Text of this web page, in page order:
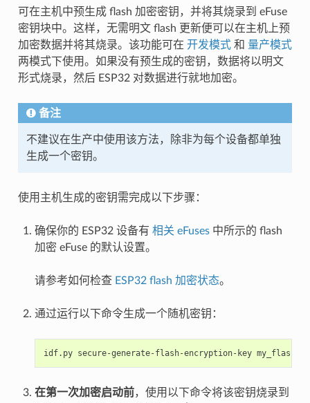
可在主机中预生成 flash 加密密钥，并将其烧录到 eFuse
密钥块中。这样，无需明文 flash 更新便可以在主机上预
加密数据并将其烧录。该功能可在 开发模式和 量产模式
两模式下使用。如果没有预生成的密钥，数据将以明文
形式烧录，然后 ESP32 对数据进行就地加密。
备注
不建议在生产中使用该方法，除非为每个设备都单独
生成一个密钥。
使用主机生成的密钥需完成以下步骤：
确保你的 ESP32 设备有 相关 eFuses中所示的 flash
加密 eFuse 的默认设置。
请参考如何检查 ESP32 flash 加密状态。
通过运行以下命令生成一个随机密钥：
idf.py secure-generate-flash-encryption-key
在第一次加密启动前，使用以下命令将该密钥烧录到